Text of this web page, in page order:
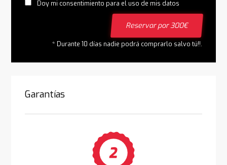
Doy mi consentimiento para el uso de mis datos
Reservar por 300€
* Durante 10 días nadie podrá comprarlo salvo tú!!.
Garantías